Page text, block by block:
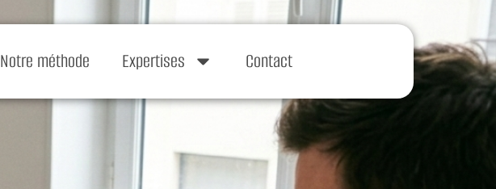
Notre méthode Expertises Contact